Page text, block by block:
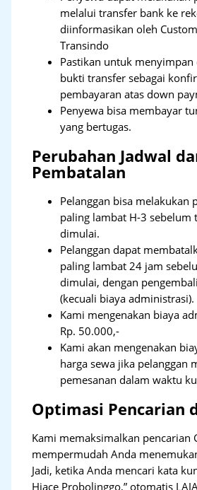
melalui transfer bank ke
diinformasikan oleh
Transindo
Pastikan untuk
bukti transfer sebagai
pembayaran atas down
Penyewa bisa membayar
yang bertugas.
Perubahan Jadwal
Pembatalan
Pelanggan bisa melakukan
paling lambat H-3 sebelum
dimulai.
Pelanggan dapat
paling lambat 24 jam
dimulai, dengan
(kecuali biaya administrasi).
Kami mengenakan biaya
Rp. 50.000,-
Kami akan mengenakan
harga sewa jika pelanggan
pemesanan dalam waktu
Optimasi Pencarian
Kami memaksimalkan pencarian
mempermudah Anda
Jadi, ketika Anda mencari kata
Hiace Probolinggo,” otomatis